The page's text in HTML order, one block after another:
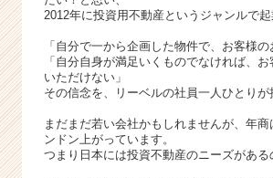
2012年に投資用不動産というジャンルで起
「自分で一から企画した物件で、お客様の
「自分自身が満足いくものでなければ、
いただけない」
その信念を、リーベルの社員一人ひとりが
まだまだ若い会社かもしれませんが、年
ンドン上がっています。
つまり日本には投資不動産のニーズがある